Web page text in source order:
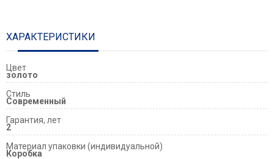
ХАРАКТЕРИСТИКИ
Цвет
золото
Стиль
Современный
Гарантия, лет
2
Материал упаковки (индивидуальной)
Коробка